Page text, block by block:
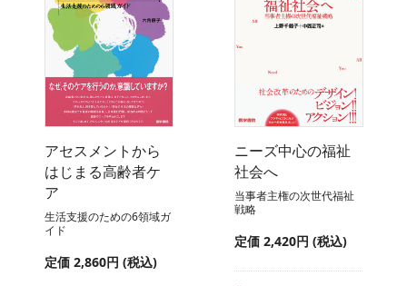
アセスメントから
はじまる高齢者ケ
ア
生活支援のための6領域ガ
イド
定価 2,860円 (税込)
ニーズ中心の福祉
社会へ
当事者主権の次世代福祉
戦略
定価 2,420円 (税込)